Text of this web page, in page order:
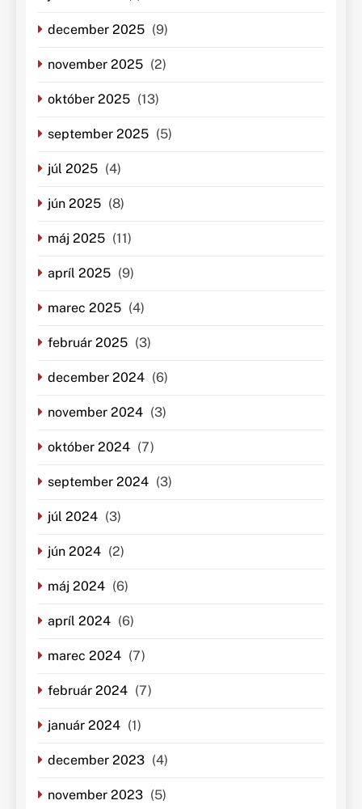
december 2025 (9)
november 2025 (2)
október 2025 (13)
september 2025 (5)
júl 2025 (4)
jún 2025 (8)
máj 2025 (11)
apríl 2025 (9)
marec 2025 (4)
február 2025 (3)
december 2024 (6)
november 2024 (3)
október 2024 (7)
september 2024 (3)
júl 2024 (3)
jún 2024 (2)
máj 2024 (6)
apríl 2024 (6)
marec 2024 (7)
február 2024 (7)
január 2024 (1)
december 2023 (4)
november 2023 (5)